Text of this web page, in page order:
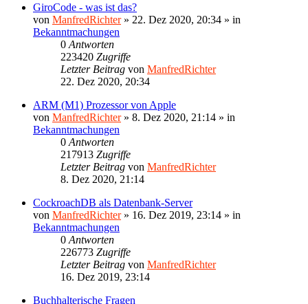
GiroCode - was ist das?
von ManfredRichter» 22. Dez 2020, 20:34 » in
Bekanntmachungen
0 Antworten
223420 Zugriffe
Letzter Beitrag von ManfredRichter
22. Dez 2020, 20:34
ARM (M1) Prozessor von Apple
von ManfredRichter» 8. Dez 2020, 21:14 » in
Bekanntmachungen
0 Antworten
217913 Zugriffe
Letzter Beitrag von ManfredRichter
8. Dez 2020, 21:14
CockroachDB als Datenbank-Server
von ManfredRichter» 16. Dez 2019, 23:14 » in
Bekanntmachungen
0 Antworten
226773 Zugriffe
Letzter Beitrag von ManfredRichter
16. Dez 2019, 23:14
Buchhalterische Fragen